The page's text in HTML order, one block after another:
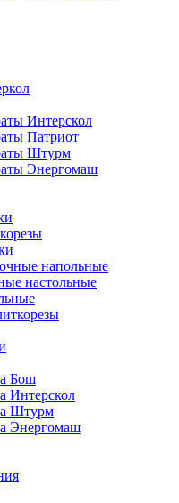
Интерскол
Патриот
Штурм
Энергомаш
напольные
настольные
Бош
Интерскол
Штурм
Энергомаш